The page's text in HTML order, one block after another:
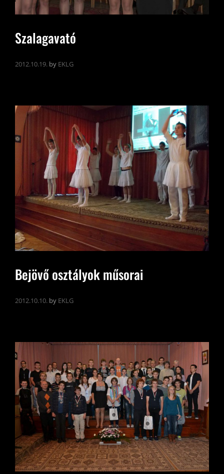
Szalagavató
2012.10.19. by EKLG
Bejövő osztályok műsorai
2012.10.10. by EKLG